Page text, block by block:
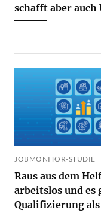
schafft aber
JOBMONITOR-STUDIE
Raus aus dem
arbeitslos und es
Qualifizierung als